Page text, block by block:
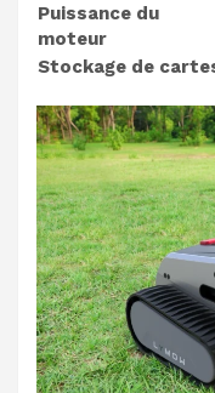
Puissance du
moteur
Stockage de